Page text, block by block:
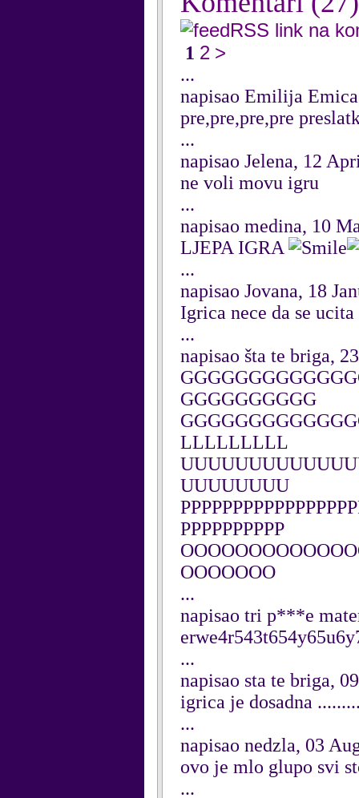
RSS link na
1 2 >
...
napisao Emilija
pre,pre,pre,pre
...
napisao Jelena, 12
ne voli movu igru
...
napisao medina, 10
LJEPA IGRA
...
napisao Jovana, 18
Igrica nece da se
...
napisao šta te briga,
GGGGGGGGGG
LLLLLLLLL
UUUUUUUU
PPPPPPPPPP
OOOOOOO
...
napisao tri p***e
...
napisao sta te briga,
igrica je dosadna
...
napisao nedzla, 03
ovo je mlo glupo svi
...